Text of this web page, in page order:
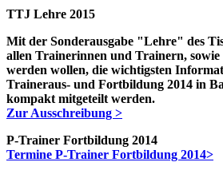
TTJ Lehre 2015
Mit der Sonderausgabe "Lehre" des
allen Trainerinnen und Trainern, sowie
werden wollen, die wichtigsten
Traineraus- und Fortbildung 2014 in
kompakt mitgeteilt werden.
Zur Ausschreibung >
P-Trainer Fortbildung 2014
Termine P-Trainer Fortbildung 2014>